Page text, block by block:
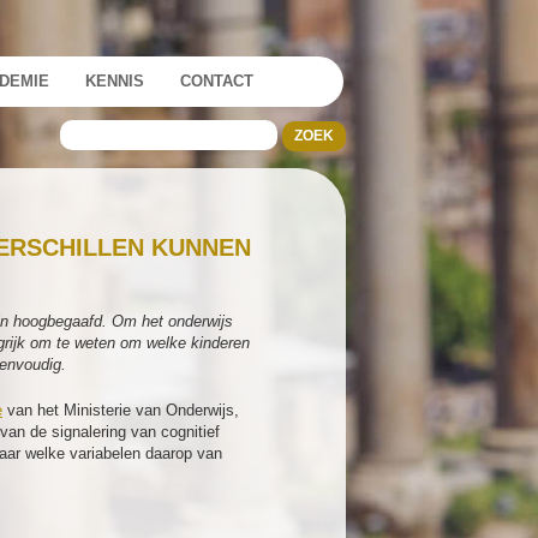
KENNIS CONTACT
KUNNEN
hoogbegaafd. Om het onderwijs
om te weten om welke kinderen
van het Ministerie van Onderwijs,
de signalering van cognitief
welke variabelen daarop van